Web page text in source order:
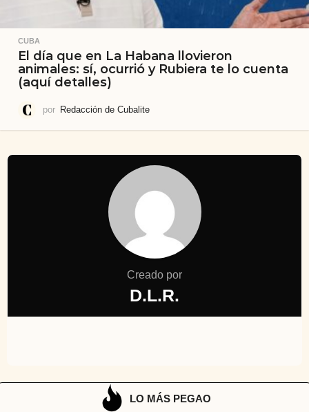
CUBA
El día que en La Habana llovieron
animales: sí, ocurrió y Rubiera te lo cuenta
(aquí detalles)
por Redacción de Cubalite
Creado por
D.L.R.
LO MÁS PEGAO